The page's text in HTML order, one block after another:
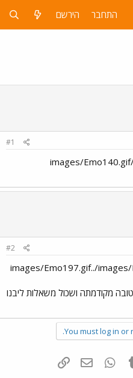
התחבר הירשם
#1
#2
מקודמתה ושכול משאלות ליבנו
You must log in or
Tumblr
WhatsAppדואר אלקטרוני